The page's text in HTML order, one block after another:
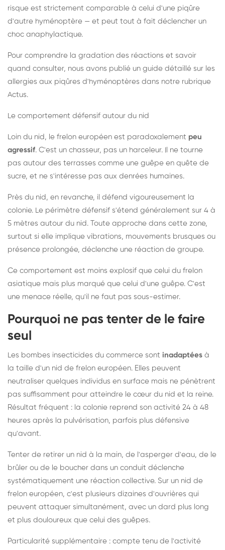
risque est strictement comparable à celui d'une piqûre
d'autre hyménoptère — et peut tout à fait déclencher un
choc anaphylactique.
Pour comprendre la gradation des réactions et savoir
quand consulter, nous avons publié un guide détaillé sur les
allergies aux piqûres d'hyménoptères dans notre rubrique
Actus.
Le comportement défensif autour du nid
Loin du nid, le frelon européen est paradoxalement peu
agressif. C'est un chasseur, pas un harceleur. Il ne tourne
pas autour des terrasses comme une guêpe en quête de
sucre, et ne s'intéresse pas aux denrées humaines.
Près du nid, en revanche, il défend vigoureusement la
colonie. Le périmètre défensif s'étend généralement sur 4 à
5 mètres autour du nid. Toute approche dans cette zone,
surtout si elle implique vibrations, mouvements brusques ou
présence prolongée, déclenche une réaction de groupe.
Ce comportement est moins explosif que celui du frelon
asiatique mais plus marqué que celui d'une guêpe. C'est
une menace réelle, qu'il ne faut pas sous-estimer.
Pourquoi ne pas tenter de le faire
seul
Les bombes insecticides du commerce sont inadaptées à
la taille d'un nid de frelon européen. Elles peuvent
neutraliser quelques individus en surface mais ne pénètrent
pas suffisamment pour atteindre le cœur du nid et la reine.
Résultat fréquent : la colonie reprend son activité 24 à 48
heures après la pulvérisation, parfois plus défensive
qu'avant.
Tenter de retirer un nid à la main, de l'asperger d'eau, de le
brûler ou de le boucher dans un conduit déclenche
systématiquement une réaction collective. Sur un nid de
frelon européen, c'est plusieurs dizaines d'ouvrières qui
peuvent attaquer simultanément, avec un dard plus long
et plus douloureux que celui des guêpes.
Particularité supplémentaire : compte tenu de l'activité